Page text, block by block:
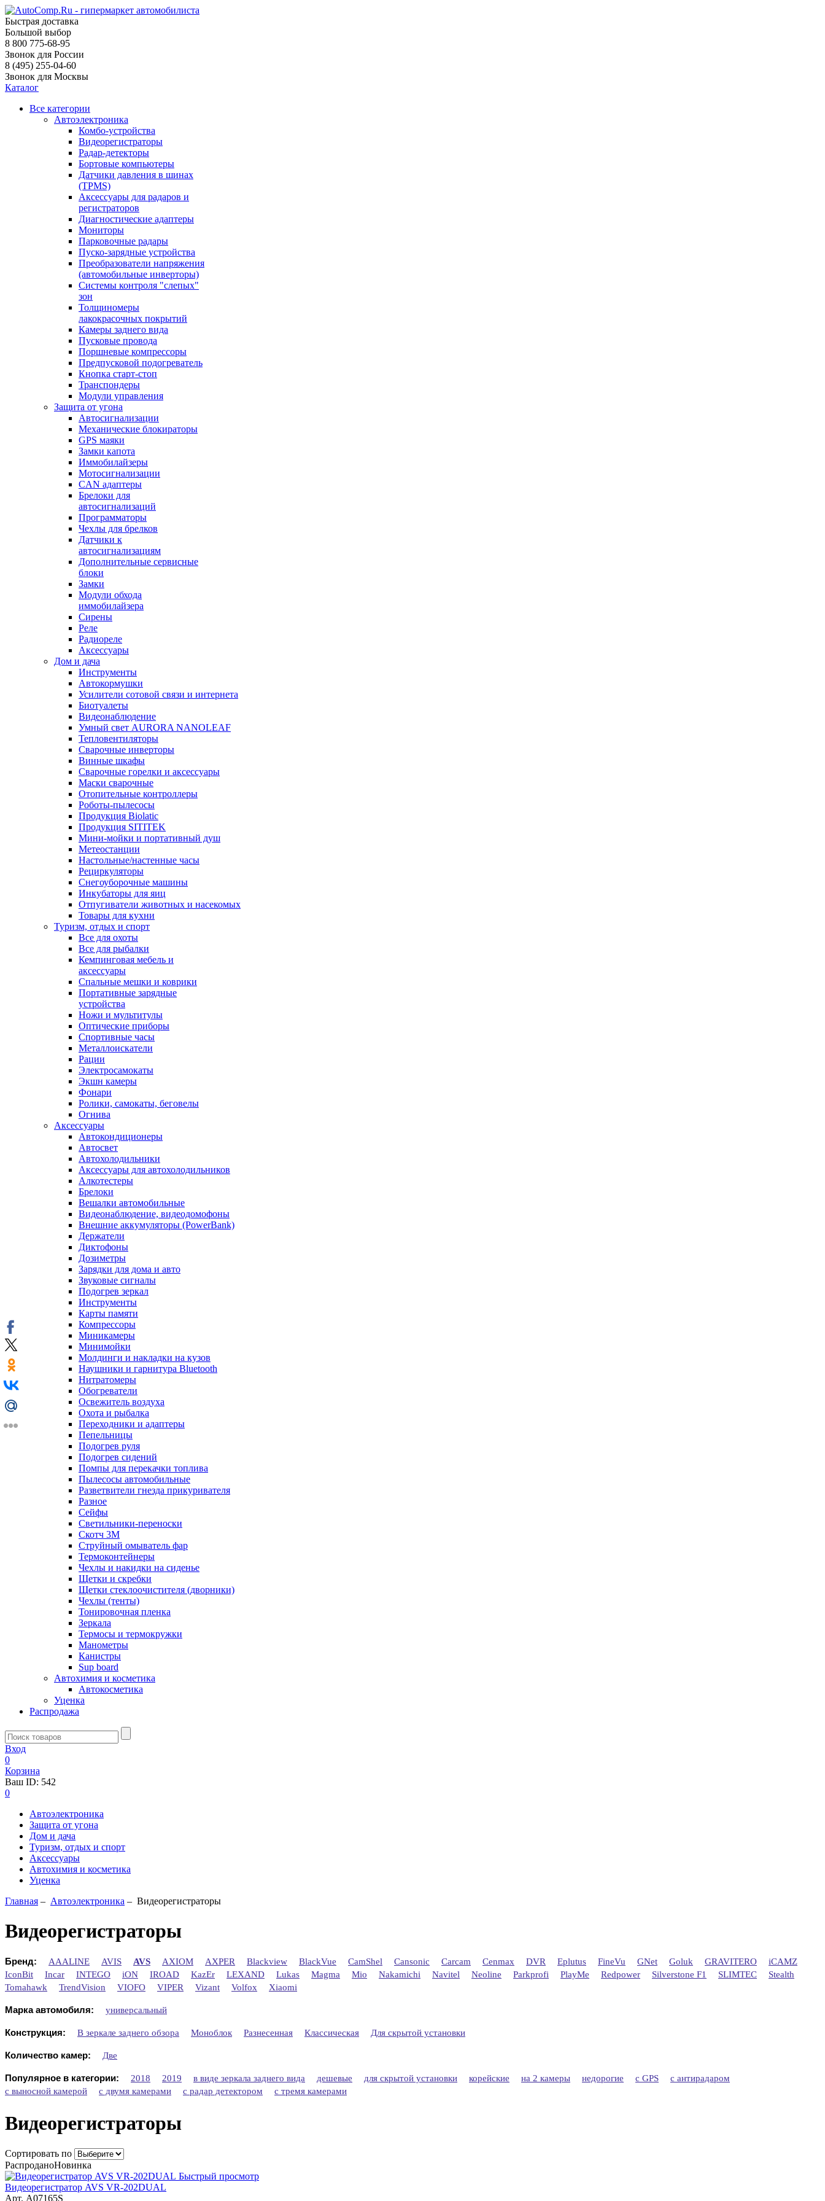
Быстрая доставка
Большой выбор
8 800 775-68-95
Звонок для России
8 (495) 255-04-60
Звонок для Москвы
Каталог
Все категории
Автоэлектроника
Комбо-устройства
Видеорегистраторы
Радар-детекторы
Бортовые компьютеры
Датчики давления в шинах
(TPMS)
Аксессуары для радаров и
регистраторов
Диагностические адаптеры
Мониторы
Парковочные радары
Пуско-зарядные устройства
Преобразователи напряжения
(автомобильные инверторы)
Системы контроля "слепых"
зон
Толщиномеры
лакокрасочных покрытий
Камеры заднего вида
Пусковые провода
Поршневые компрессоры
Предпусковой подогреватель
Кнопка старт-стоп
Транспондеры
Модули управления
Защита от угона
Автосигнализации
Механические блoкираторы
GPS маяки
Замки капота
Иммобилайзеры
Мотосигнализации
CAN адаптеры
Брелоки для
автосигнализаций
Программаторы
Чехлы для брелков
Датчики к
автосигнализациям
Дополнительные сервисные
блоки
Замки
Модули обхода
иммобилайзера
Сирены
Реле
Радиореле
Аксессуары
Дом и дача
Инструменты
Автокормушки
Усилители сотовой связи и интернета
Биотуалеты
Видеонаблюдение
Умный свет AURORA NANOLEAF
Тепловентиляторы
Сварочные инверторы
Винные шкафы
Сварочные горелки и аксессуары
Маски сварочные
Отопительные контроллеры
Роботы-пылесосы
Продукция Biolatic
Продукция SITITEK
Мини-мойки и портативный душ
Метеостанции
Настольные/настенные часы
Рециркуляторы
Снегоуборочные машины
Инкубаторы для яиц
Отпугиватели животных и насекомых
Товары для кухни
Туризм, отдых и спорт
Все для охоты
Все для рыбалки
Кемпинговая мебель и
аксессуары
Спальные мешки и коврики
Портативные зарядные
устройства
Ножи и мультитулы
Оптические приборы
Спортивные часы
Металлоискатели
Рации
Электросамокаты
Экшн камеры
Фонари
Ролики, самокаты, беговелы
Огнива
Аксессуары
Автокондиционеры
Aвтосвет
Автохолодильники
Аксессуары для автохолодильников
Алкотестеры
Брелоки
Вешалки автомобильные
Видеонаблюдение, видеодомофоны
Внешние аккумуляторы (PowerBank)
Держатели
Диктофоны
Дозиметры
Зарядки для дома и авто
Звуковые сигналы
Подогрев зеркал
Инструменты
Карты памяти
Компрессоры
Миникамеры
Минимойки
Молдинги и накладки на кузов
Наушники и гарнитура Bluetooth
Нитратомеры
Обогреватели
Освежитель воздуха
Охота и рыбалка
Переходники и адаптеры
Пепельницы
Подогрев руля
Подогрев сидений
Помпы для перекачки топлива
Пылесосы автомобильные
Разветвители гнезда прикуривателя
Разное
Сейфы
Светильники-переноски
Скотч 3М
Струйный омыватель фар
Термоконтейнеры
Чехлы и накидки на сиденье
Щетки и скребки
Щетки стеклоочистителя (дворники)
Чехлы (тенты)
Тонировочная пленка
Зеркалa
Термосы и термокружки
Манометры
Канистры
Sup board
Автохимия и косметика
Автокосметика
Уценка
Распродажа
Вход
0
Корзина
Ваш ID: 542
0
Автоэлектроника
Защита от угона
Дом и дача
Туризм, отдых и спорт
Аксессуары
Автохимия и косметика
Уценка
Главная – Автоэлектроника – Видеорегистраторы
Видеорегистраторы
Бренд: AAALINE AVIS AVS AXIOM AXPER Blackview BlackVue CamShel Cansonic Carcam Cenmax DVR Eplutus FineVu GNet Goluk GRAVITERO
iCAMZ
IconBit
Incar INTEGO iON IROAD KazEr LEXAND Lukas Magma Mio Nakamichi Navitel Neoline Parkprofi PlayMe Redpower Silverstone F1 SLIMTEC
Stealth
Tomahawk
TrendVision VIOFO VIPER Vizant Volfox Xiaomi
Марка автомобиля: универсальный
Конструкция: В зеркале заднего обзора Моноблок Разнесенная Классическая Для скрытой установки
Количество камер: Две
Популярное в категории: 2018 2019 в виде зеркала заднего вида дешевые для скрытой установки корейские на 2 камеры недорогие с GPS
с антирадаром
с выносной камерой
с двумя камерами с радар детектором с тремя камерами
Видеорегистраторы
Сортировать по
РаспроданоНовинка
Быстрый просмотр
Видеорегистратор AVS VR-202DUAL
Арт. A07165S